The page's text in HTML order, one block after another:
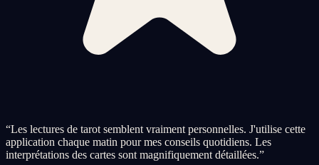
“Les lectures de tarot semblent vraiment personnelles. J'utilise cette
application chaque matin pour mes conseils quotidiens. Les
interprétations des cartes sont magnifiquement détaillées.”